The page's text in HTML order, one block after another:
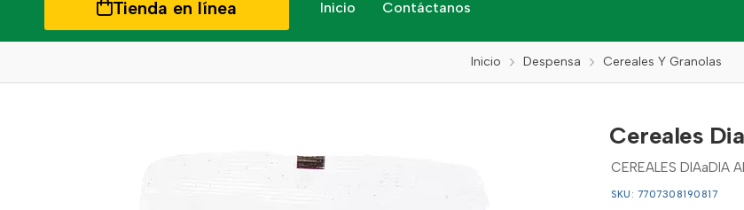
Tienda en línea Inicio Contáctanos
Inicio Despensa Cereales Y Granolas
Cereales
CEREALES DIAaDIA
SKU: 7707308190817